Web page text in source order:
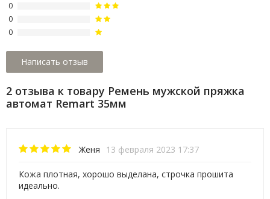
0
0
0
2 отзыва к товару Ремень мужской пряжка
автомат Remart 35мм
Женя 13 февраля 2023 17:37
Кожа плотная, хорошо выделана, строчка прошита
идеально.